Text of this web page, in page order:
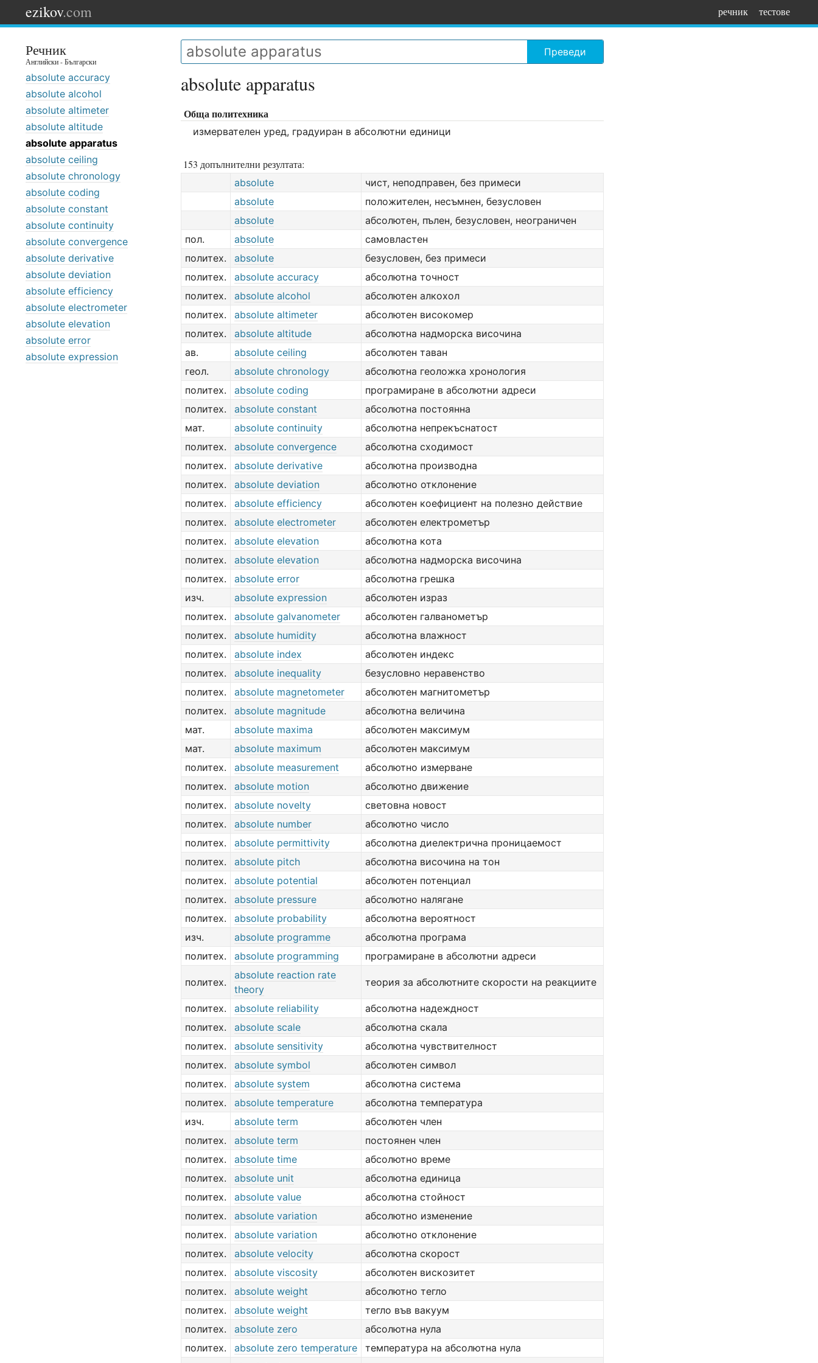
ezikov.com речник тестове
Речник
Английски - Български
absolute accuracy
absolute alcohol
absolute altimeter
absolute altitude
absolute apparatus
absolute ceiling
absolute chronology
absolute coding
absolute constant
absolute continuity
absolute convergence
absolute derivative
absolute deviation
absolute efficiency
absolute electrometer
absolute elevation
absolute error
absolute expression
Преведи
absolute apparatus
Обща политехника
измервателен уред, градуиран в абсолютни единици
153 допълнителни резултата:
absolute
чист, неподправен, без примеси
absolute
положителен, несъмнен, безусловен
absolute
абсолютен, пълен, безусловен, неограничен
пол.
absolute
самовластен
политех.
absolute
безусловен, без примеси
политех.
absolute accuracy
абсолютна точност
политех.
absolute alcohol
абсолютен алкохол
политех.
absolute altimeter
абсолютен високомер
политех.
absolute altitude
абсолютна надморска височина
ав.
absolute ceiling
абсолютен таван
геол.
absolute chronology
абсолютна геоложка хронология
политех.
absolute coding
програмиране в абсолютни адреси
политех.
absolute constant
абсолютна постоянна
мат.
absolute continuity
абсолютна непрекъснатост
политех.
absolute convergence
абсолютна сходимост
политех.
absolute derivative
абсолютна производна
политех.
absolute deviation
абсолютно отклонение
политех.
absolute efficiency
абсолютен коефициент на полезно действие
политех.
absolute electrometer
абсолютен електрометър
политех.
absolute elevation
абсолютна кота
политех.
absolute elevation
абсолютна надморска височина
политех.
absolute error
абсолютна грешка
изч.
absolute expression
абсолютен израз
политех.
absolute galvanometer
абсолютен галванометър
политех.
absolute humidity
абсолютна влажност
политех.
absolute index
абсолютен индекс
политех.
absolute inequality
безусловно неравенство
политех.
absolute magnetometer
абсолютен магнитометър
политех.
absolute magnitude
абсолютна величина
мат.
absolute maxima
абсолютен максимум
мат.
absolute maximum
абсолютен максимум
политех.
absolute measurement
абсолютно измерване
политех.
absolute motion
абсолютно движение
политех.
absolute novelty
световна новост
политех.
absolute number
абсолютно число
политех.
absolute permittivity
абсолютна диелектрична проницаемост
политех.
absolute pitch
абсолютна височина на тон
политех.
absolute potential
абсолютен потенциал
политех.
absolute pressure
абсолютно налягане
политех.
absolute probability
абсолютна вероятност
изч.
absolute programme
абсолютна програма
политех.
absolute programming програмиране в абсолютни адреси
политех.
absolute reaction rate
theory
теория за абсолютните скорости на реакциите
политех. absolute reliability
абсолютна надеждност
политех.
absolute scale
абсолютна скала
политех.
absolute sensitivity
абсолютна чувствителност
политех.
absolute symbol
абсолютен символ
политех.
absolute system
абсолютна система
политех.
absolute temperature
абсолютна температура
изч.
absolute term
абсолютен член
политех.
absolute term
постоянен член
политех.
absolute time
абсолютно време
политех.
absolute unit
абсолютна единица
политех.
absolute value
абсолютна стойност
политех.
absolute variation
абсолютно изменение
политех.
absolute variation
абсолютно отклонение
политех.
absolute velocity
абсолютна скорост
политех.
absolute viscosity
абсолютен вискозитет
политех.
absolute weight
абсолютно тегло
политех.
absolute weight
тегло във вакуум
политех.
absolute zero
абсолютна нула
политех.
absolute zero temperature температура на абсолютна нула